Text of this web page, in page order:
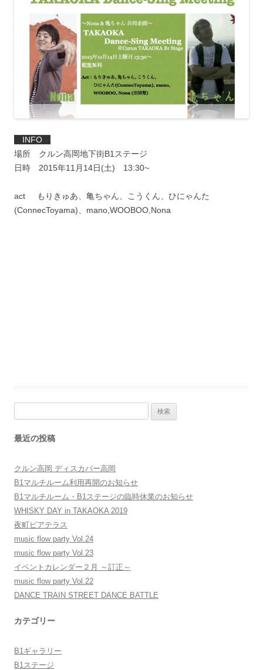
INFO
場所 クルン高岡地下街B1ステージ
日時 2015年11月14日(土) 13:30~
act もりきゅあ、亀ちゃん、こうくん、ひにゃんた
(ConnecToyama)、mano,WOOBOO,Nona
最近の投稿
クルン高岡 ディスカバー高岡
B1マルチルーム利用再開のお知らせ
B1マルチルーム・B1ステージの臨時休業のお知らせ
WHISKY DAY in TAKAOKA 2019
夜町ビアテラス
music flow party Vol.24
music flow party Vol.23
イベントカレンダー２月 ～訂正～
music flow party Vol.22
DANCE TRAIN STREET DANCE BATTLE
カテゴリー
B1ギャラリー
B1ステージ